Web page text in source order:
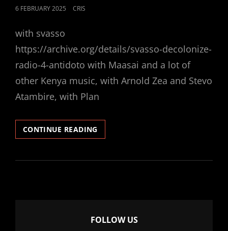
POSTED
6 FEBRUARY 2025 CRIS
with svasso
https://archive.org/details/svasso-decolonize-
radio-4-antidoto with Maasai and a lot of
other Kenya music, with Arnold Zea and Stevo
Atambire, with Plan
CONTINUE READING
S
DECOLONIZE
FOLLOW US